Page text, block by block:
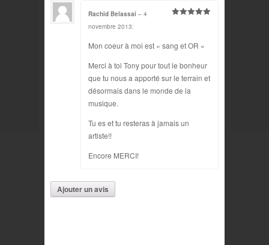
Rachid Belassai – 4
novembre 2013:
Mon coeur à moi est « sang et OR »
Merci à toi Tony pour tout le bonheur
que tu nous a apporté sur le terrain et
désormais dans le monde de la
musique.
Tu es et tu resteras à jamais un
artiste!!
Encore MERCI!
Ajouter un avis